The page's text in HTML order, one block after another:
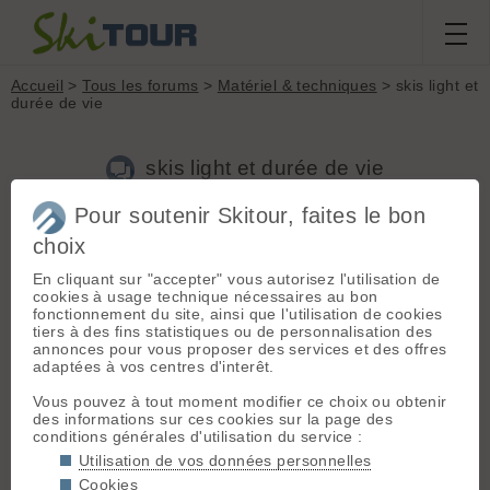
Accueil >Tous les forums > Matériel & techniques > skis light et
durée de vie
skis light et durée de vie
Nouveau sujet
Voir tous les sujets Chercher Archives
fifdule- Le 02/12/2011 15:01
Les fabricants et revendeurs de skis de rando se sont lancés
dans la course aux skis légers depuis quelques années déjà,
avec d'étonnants résultats en terme d'économie de poids,
mais aussi de skiabilité.
Mais un sujet sur lequel ils sont très discrets et ou il y a
carence d'information est celui de la longévité de ce matériel.
Je ne parle pas de sa solidité, (bris, arrachage de fixations),
mais de la préservation dans le temps des caratéristiques
initailes du ski: flex, semelles, carres, etc,....
Pour soutenir Skitour, faites le bon
choix
En cliquant sur "accepter" vous autorisez l'utilisation de
cookies à usage technique nécessaires au bon
fonctionnement du site, ainsi que l'utilisation de cookies
tiers à des fins statistiques ou de personnalisation des
annonces pour vous proposer des services et des offres
adaptées à vos centres d'interêt.
Vous pouvez à tout moment modifier ce choix ou obtenir
des informations sur ces cookies sur la page des
conditions générales d'utilisation du service :
Utilisation de vos données personnelles
Cookies